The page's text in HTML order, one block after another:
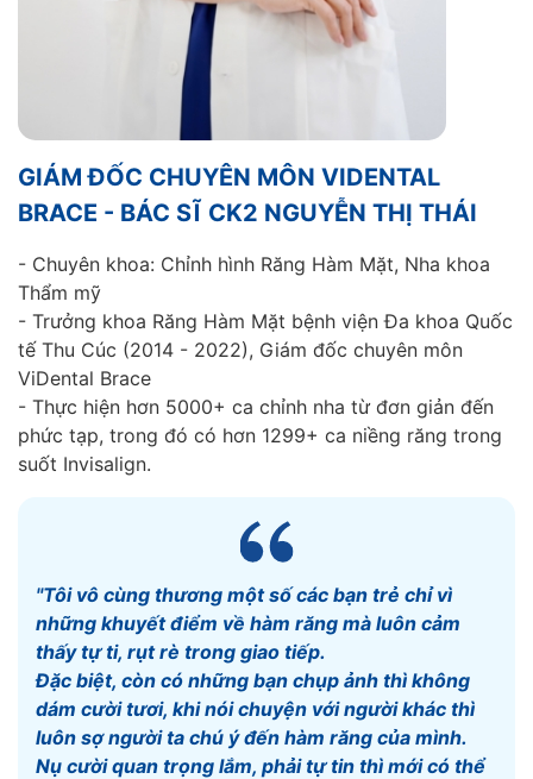
GIÁM ĐỐC CHUYÊN MÔN VIDENTAL
BRACE - BÁC SĨ CK2 NGUYỄN THỊ THÁI
- Chuyên khoa: Chỉnh hình Răng Hàm Mặt, Nha khoa
Thẩm mỹ
- Trưởng khoa Răng Hàm Mặt bệnh viện Đa khoa Quốc
tế Thu Cúc (2014 - 2022), Giám đốc chuyên môn
ViDental Brace
- Thực hiện hơn 5000+ ca chỉnh nha từ đơn giản đến
phức tạp, trong đó có hơn 1299+ ca niềng răng trong
suốt Invisalign.
"Tôi vô cùng thương một số các bạn trẻ chỉ vì
những khuyết điểm về hàm răng mà luôn cảm
thấy tự ti, rụt rè trong giao tiếp.
Đặc biệt, còn có những bạn chụp ảnh thì không
dám cười tươi, khi nói chuyện với người khác thì
luôn sợ người ta chú ý đến hàm răng của mình.
Nụ cười quan trọng lắm, phải tự tin thì mới có thể